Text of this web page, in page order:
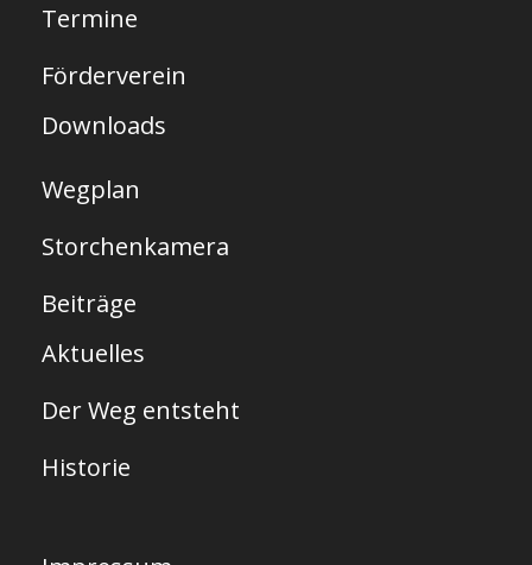
i
t
e
Termine
Förderverein
Downloads
Wegplan
Storchenkamera
Beiträge
Aktuelles
Der Weg entsteht
Historie